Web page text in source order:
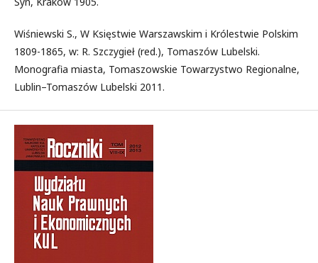
Wiśniewski S., W Księstwie Warszawskim i Królestwie Polskim
1809-1865, w: R. Szczygieł (red.), Tomaszów Lubelski.
Monografia miasta, Tomaszowskie Towarzystwo Regionalne,
Lublin–Tomaszów Lubelski 2011.